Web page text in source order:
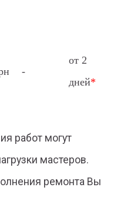
-
от 2
дней*
работ могут
мастеров.
ремонта Вы